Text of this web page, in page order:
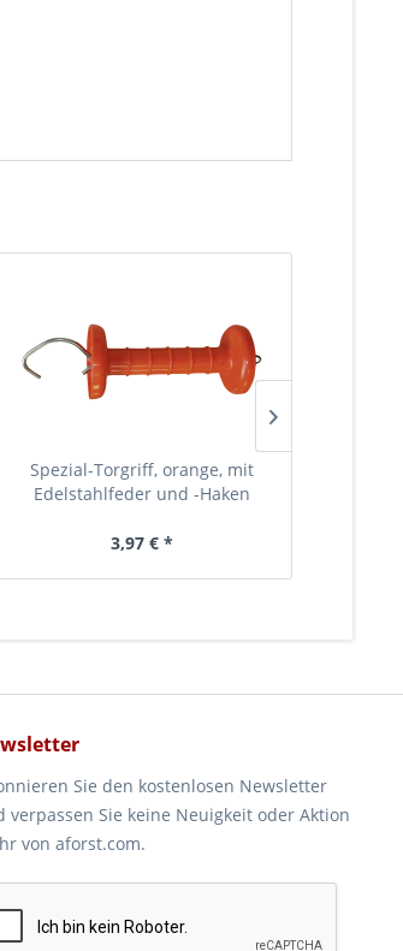
Spezial-Torgriff, orange, mit
Edelstahlfeder und -Haken
3,97 € *
Sie den kostenlosen Newsletter
verpassen Sie keine Neuigkeit oder Aktion
von aforst.com.